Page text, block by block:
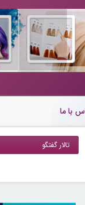
با ما